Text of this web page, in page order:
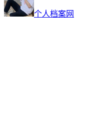
个人档案网